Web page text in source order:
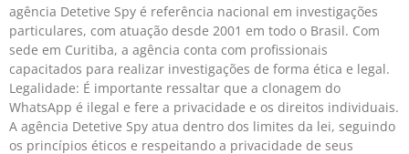
agência Detetive Spy é referência nacional em investigações
particulares, com atuação desde 2001 em todo o Brasil. Com
sede em Curitiba, a agência conta com profissionais
capacitados para realizar investigações de forma ética e legal.
Legalidade: É importante ressaltar que a clonagem do
WhatsApp é ilegal e fere a privacidade e os direitos individuais.
A agência Detetive Spy atua dentro dos limites da lei, seguindo
os princípios éticos e respeitando a privacidade de seus